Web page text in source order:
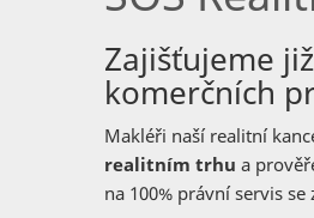
Zajišťujeme
komerčních
Makléři naší realitní
realitním trhu a
na 100% právní servis